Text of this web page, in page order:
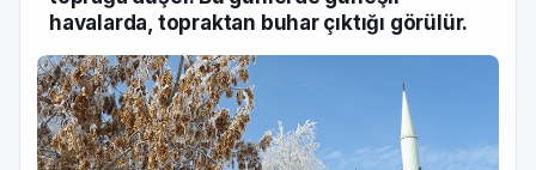
havalarda, topraktan buhar çıktığı görülür.